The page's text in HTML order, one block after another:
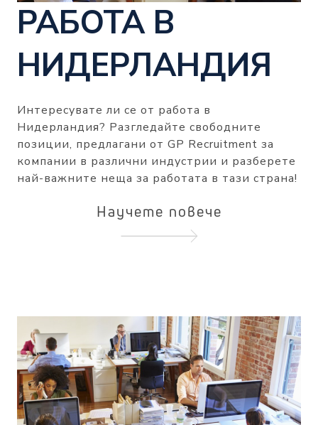
РАБОТА В
НИДЕРЛАНДИЯ
Интересувате ли се от работа в
Нидерландия? Разгледайте свободните
позиции, предлагани от GP Recruitment за
компании в различни индустрии и разберете
най-важните неща за работата в тази страна!
Научете повече